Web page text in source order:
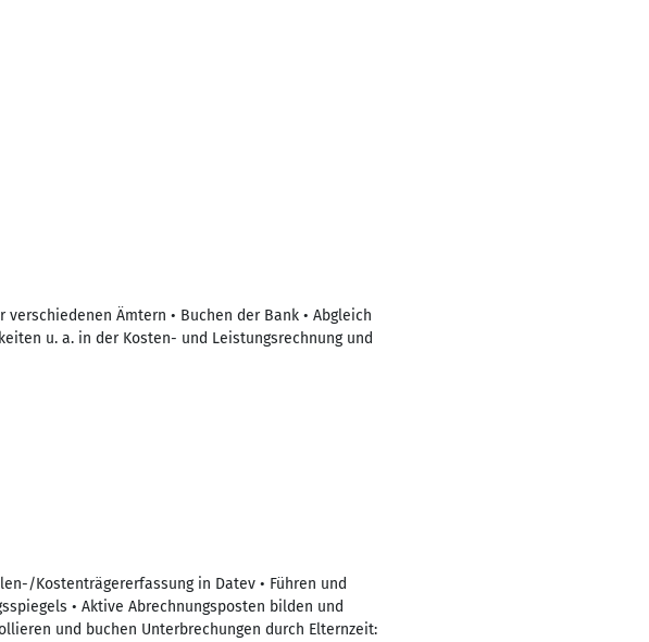
Ämtern • Buchen der Bank • Abgleich
u. a. in der Kosten- und Leistungsrechnung und
Kostenträgererfassung in Datev • Führen und
• Aktive Abrechnungsposten bilden und
und buchen Unterbrechungen durch Elternzeit: